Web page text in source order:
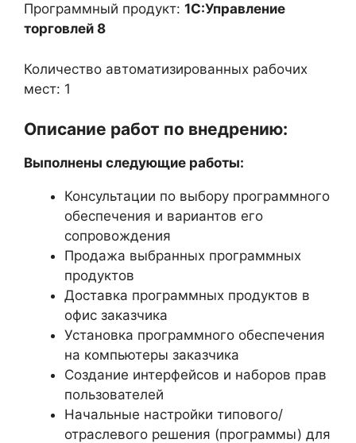
Программный продукт: 1С:Управление
торговлей 8
Количество автоматизированных рабочих
мест: 1
Описание работ по внедрению:
Выполнены следующие работы:
Консультации по выбору программного
обеспечения и вариантов его
сопровождения
Продажа выбранных программных
продуктов
Доставка программных продуктов в
офис заказчика
Установка программного обеспечения
на компьютеры заказчика
Создание интерфейсов и наборов прав
пользователей
Начальные настройки типового/
отраслевого решения (программы) для